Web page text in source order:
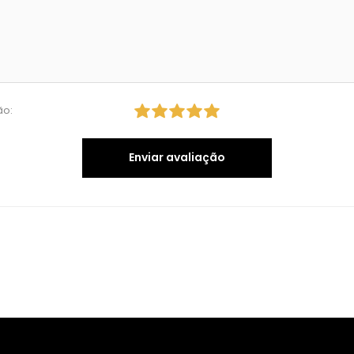
Enviar avaliação